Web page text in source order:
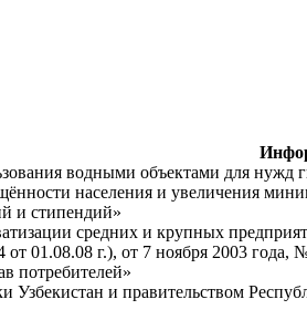
водными объектами для нужд
населения и увеличения
и стипендий»
средних и крупных
01.08.08 г.), от 7 ноября 2003 года,
потребителей»
и правительством